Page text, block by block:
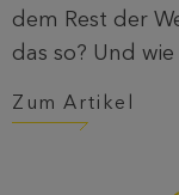
dem Rest der
das so? Und
Zum Artikel